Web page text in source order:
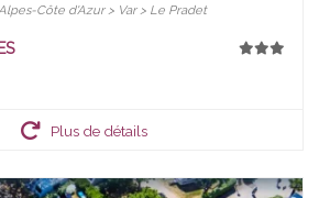
Côte d'Azur > Var > Le Pradet
Plus de détails